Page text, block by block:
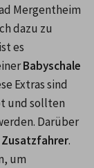
Mergentheim
dazu zu
es
Babyschale
Extras sind
und sollten
Darüber
Zusatzfahrer.
um